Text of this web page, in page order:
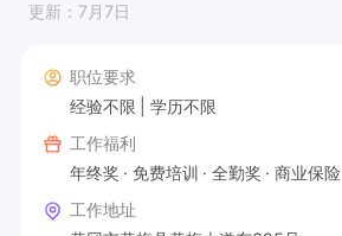
更新：7月7日
职位要求
经验不限
学历不限
工作福利
年终奖
免费培训 全勤奖 商业保险
工作地址